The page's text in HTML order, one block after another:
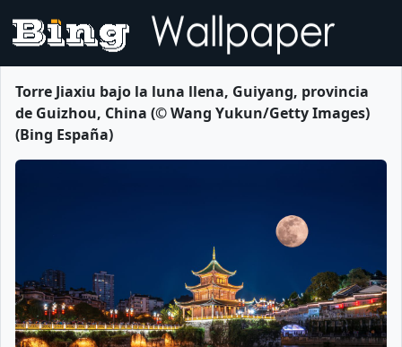
Torre Jiaxiu bajo la luna llena, Guiyang, provincia
de Guizhou, China (© Wang Yukun/Getty Images)
(Bing España)